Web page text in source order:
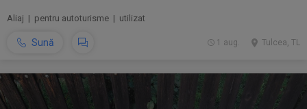
Aliaj | pentru autoturisme | utilizat
Sună Tulcea, TL
1 aug.